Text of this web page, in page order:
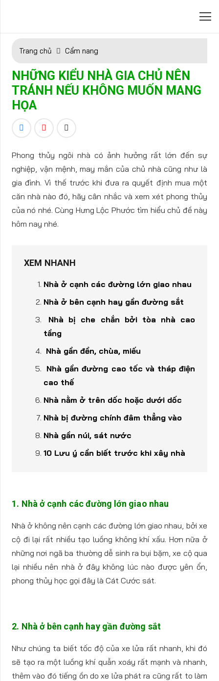
Trang chủ Cẩm nang
NHỮNG KIỂU NHÀ GIA CHỦ NÊN
TRÁNH NẾU KHÔNG MUỐN MANG
HỌA
Phong thủy ngôi nhà có ảnh hưởng rất lớn đến sự
nghiệp, vận mệnh, may mắn của chủ nhà cũng như là
gia đình. Vì thế trước khi đưa ra quyết định mua một
căn nhà nào đó, hãy cân nhắc và xem xét phong thủy
của nó nhé. Cùng Hưng Lộc Phước tìm hiểu chủ đề này
hôm nay nhé.
XEM NHANH
Nhà ở cạnh các đường lớn giao nhau
Nhà ở bên cạnh hay gần đường sắt
Nhà bị che chắn bởi tòa nhà cao
tầng
Nhà gần đền, chùa, miếu
Nhà gần đường cao tốc và tháp điện
cao thế
Nhà nằm ở trên dốc hoặc dưới dốc
Nhà bị đường chính đâm thẳng vào
Nhà gần núi, sát nước
10 Lưu ý cần biết trước khi xây nhà
1. Nhà ở cạnh các đường lớn giao nhau
Nhà ở không nên cạnh các đường lớn giao nhau, bởi xe
cộ đi lại rất nhiều tạo luồng không khí xấu. Hơn nữa ở
những nơi ngã ba thường dễ sinh ra bụi bặm, xe cộ qua
lại nhiều nên nhà ở đây không lúc nào được yên ổn,
phong thủy học gọi đây là Cát Cước sát.
2. Nhà ở bên cạnh hay gần đường sắt
Như chúng ta biết tốc độ của xe lửa rất nhanh, khi đó
sẽ tạo ra một luồng khí quẫn xoáy rất mạnh và nhanh,
thêm vào đó tiếng ồn do xe lửa phát ra cũng rất to làm